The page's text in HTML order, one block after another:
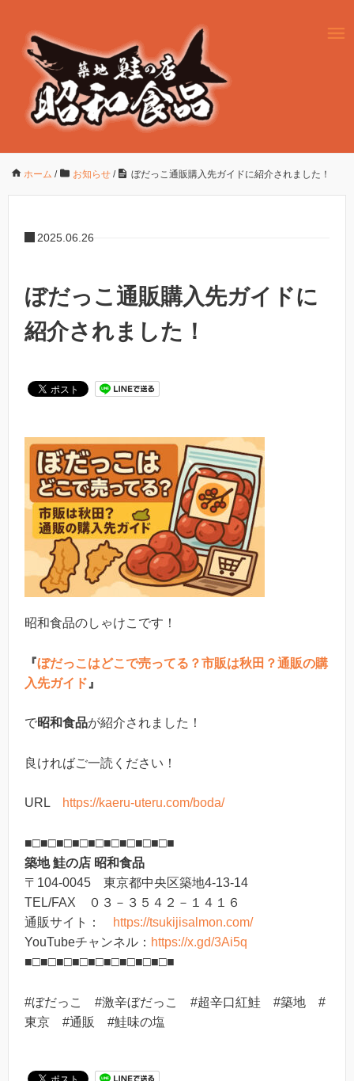
ホーム / お知らせ / ぼだっこ通販購入先ガイドに紹介されました！
2025.06.26
ぼだっこ通販購入先ガイドに
紹介されました！
昭和食品のしゃけこです！
『ぼだっこはどこで売ってる？市販は秋田？通販の購
入先ガイド 』
で昭和食品が紹介されました！
良ければご一読ください！
URL https://kaeru-uteru.com/boda/
■□■□■□■□■□■□■□■□■□■
築地 鮭の店 昭和食品
〒104-0045 東京都中央区築地4-13-14
TEL/FAX ０３－３５４２－１４１６
通販サイト：
https://tsukijisalmon.com/
YouTubeチャンネル： https://x.gd/3Ai5q
■□■□■□■□■□■□■□■□■□■
#ぼだっこ #激辛ぼだっこ #超辛口紅鮭 #築地 #
東京 #通販 #鮭味の塩